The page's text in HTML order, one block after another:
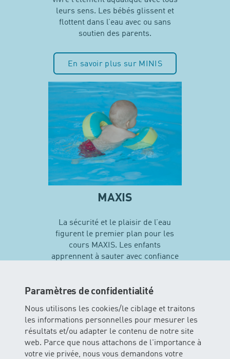
Paramètres de confidentialité
Nous utilisons les cookies/le ciblage et traitons
les informations personnelles pour mesurer les
résultats et/ou adapter le contenu de notre site
web. Parce que nous attachons de l'importance à
votre vie privée, nous vous demandons votre
leurs sens. Les bébés glissent et
flottent dans l’eau avec ou sans
soutien des parents.
En savoir plus sur MINIS
MAXIS
La sécurité et le plaisir de l’eau
figurent le premier plan pour les
cours MAXIS. Les enfants
apprennent à sauter avec confiance
techniques de natation…
En savoir plus sur MAXIS